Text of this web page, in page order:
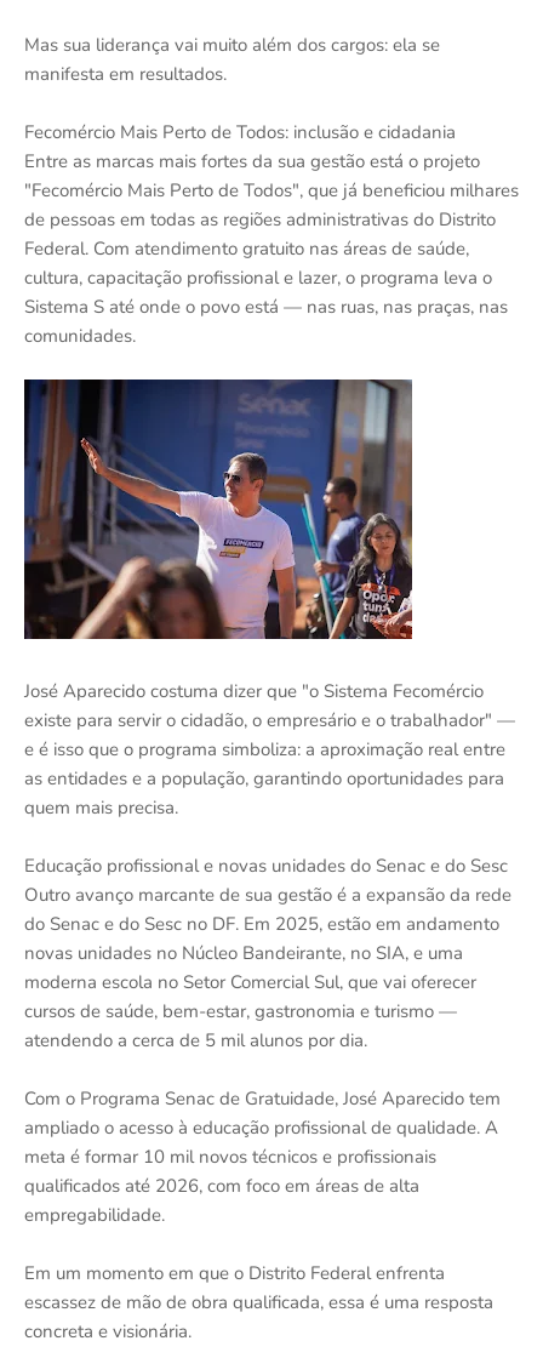
Mas sua liderança vai muito além dos cargos: ela se
manifesta em resultados.
Fecomércio Mais Perto de Todos: inclusão e cidadania
Entre as marcas mais fortes da sua gestão está o projeto
"Fecomércio Mais Perto de Todos", que já beneficiou milhares
de pessoas em todas as regiões administrativas do Distrito
Federal. Com atendimento gratuito nas áreas de saúde,
cultura, capacitação profissional e lazer, o programa leva o
Sistema S até onde o povo está — nas ruas, nas praças, nas
comunidades.
José Aparecido costuma dizer que "o Sistema Fecomércio
existe para servir o cidadão, o empresário e o trabalhador" —
e é isso que o programa simboliza: a aproximação real entre
as entidades e a população, garantindo oportunidades para
quem mais precisa.
Educação profissional e novas unidades do Senac e do Sesc
Outro avanço marcante de sua gestão é a expansão da rede
do Senac e do Sesc no DF. Em 2025, estão em andamento
novas unidades no Núcleo Bandeirante, no SIA, e uma
moderna escola no Setor Comercial Sul, que vai oferecer
cursos de saúde, bem-estar, gastronomia e turismo —
atendendo a cerca de 5 mil alunos por dia.
Com o Programa Senac de Gratuidade, José Aparecido tem
ampliado o acesso à educação profissional de qualidade. A
meta é formar 10 mil novos técnicos e profissionais
qualificados até 2026, com foco em áreas de alta
empregabilidade.
Em um momento em que o Distrito Federal enfrenta
escassez de mão de obra qualificada, essa é uma resposta
concreta e visionária.